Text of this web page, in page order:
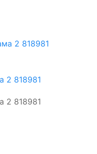
2 818981
2 818981